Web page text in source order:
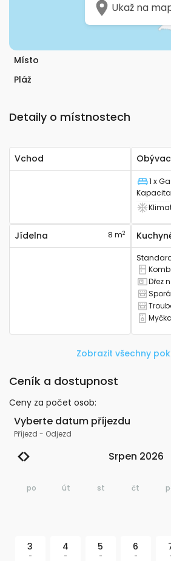
Ukaž na
Místo
Pláž
Detaily o místnostech
Vchod
Lůžko1 x
Má
Jídelna 8 m2
Má
MáDřez
Má
Má
Má
Zobrazit všechny
Ceník a dostupnost
Ceny za počet osob:
Vyberte datum příjezdu
Příjezd - Odjezd
Srpen 2026
po út st čt
3
-
4
-
5
-
6
-